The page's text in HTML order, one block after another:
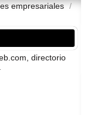
empresariales /
directorio